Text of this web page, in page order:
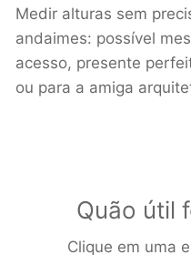
Medir alturas sem
andaimes: possível
acesso, presente
ou para a amiga
Quão útil
Clique em uma